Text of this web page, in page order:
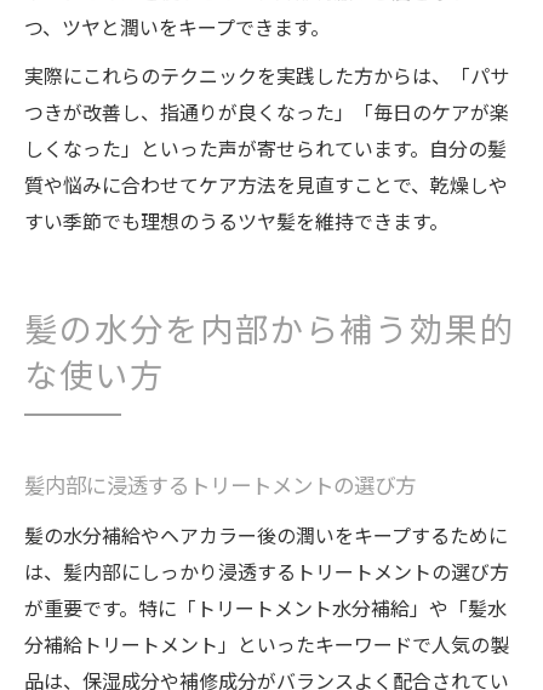
つ、ツヤと潤いをキープできます。
実際にこれらのテクニックを実践した方からは、「パサ
つきが改善し、指通りが良くなった」「毎日のケアが楽
しくなった」といった声が寄せられています。自分の髪
質や悩みに合わせてケア方法を見直すことで、乾燥しや
すい季節でも理想のうるツヤ髪を維持できます。
髪の水分を内部から補う効果的
な使い方
髪内部に浸透するトリートメントの選び方
髪の水分補給やヘアカラー後の潤いをキープするために
は、髪内部にしっかり浸透するトリートメントの選び方
が重要です。特に「トリートメント水分補給」や「髪水
分補給トリートメント」といったキーワードで人気の製
品は、保湿成分や補修成分がバランスよく配合されてい